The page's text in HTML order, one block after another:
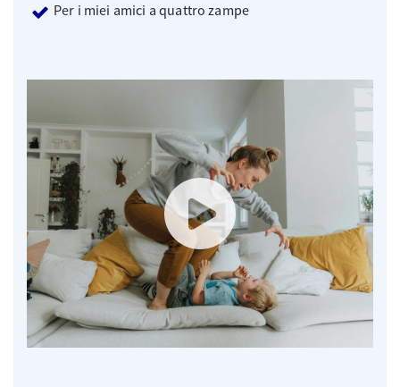
Per i miei amici a quattro zampe